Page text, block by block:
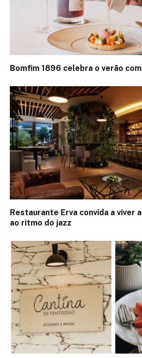
Bomfim 1896 celebra o verão
Restaurante Erva convida a viver
ao ritmo do jazz